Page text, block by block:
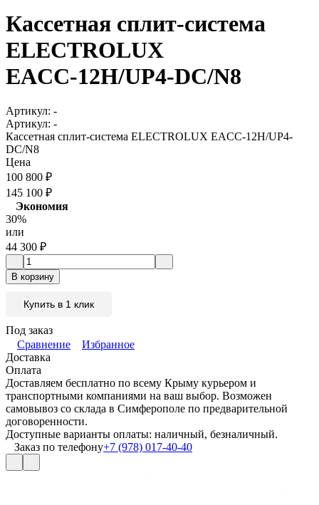
Кассетная сплит-система
ELECTROLUX
EACС-12H/UP4-DC/N8
Артикул: -
Артикул: -
Кассетная сплит-система ELECTROLUX EACС-12H/UP4-
DC/N8
Цена
100 800 ₽
145 100 ₽
Экономия
30%
или
44 300 ₽
В корзину
Купить в 1 клик
Под заказ
Сравнение
Избранное
Доставка
Оплата
Доставляем бесплатно по всему Крыму курьером и
транспортными компаниями на ваш выбор. Возможен
самовывоз со склада в Симферополе по предварительной
договоренности.
Доступные варианты оплаты: наличный, безналичный.
Заказ по телефону+7 (978) 017-40-40